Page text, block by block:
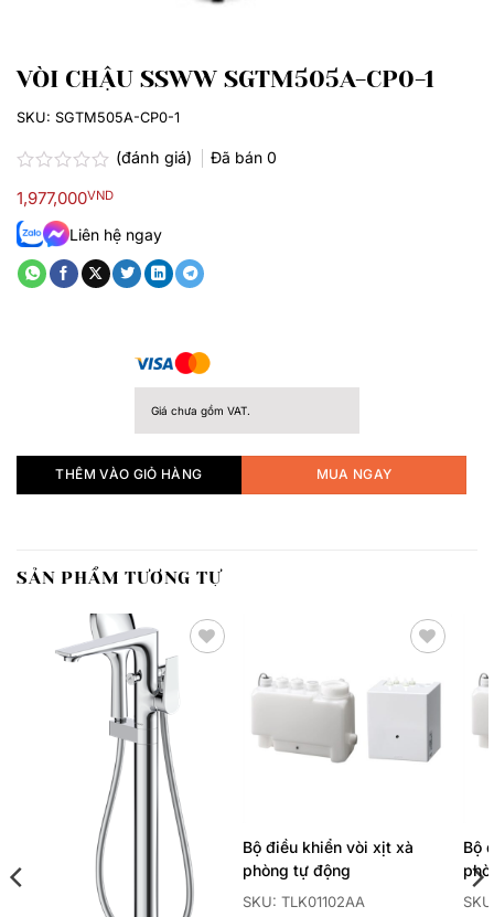
VÒI CHẬU SSWW SGTM505A-CP0-1
xếp
hạng
0.0
sao
(đánh giá) Đã bán 0
1,977,000VND
Liên hệ ngay
Giá chưa gồm VAT.
THÊM VÀO GIỎ HÀNG MUA NGAY
SKU: SGTM505A-CP0-1
SẢN PHẨM TƯƠNG TỰ
yêu
thích
SKU: TLK01102AA
Bộ điều khiển vòi xịt xà
phòng tự động
Bộ